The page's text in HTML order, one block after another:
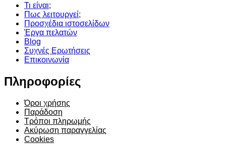
Τι είναι;
Πως λειτουργεί;
Προσχέδια ιστοσελίδων
Έργα πελατών
Blog
Συχνές Ερωτήσεις
Επικοινωνία
Πληροφορίες
Όροι χρήσης
Παράδοση
Τρόποι πληρωμής
Ακύρωση παραγγελίας
Cookies